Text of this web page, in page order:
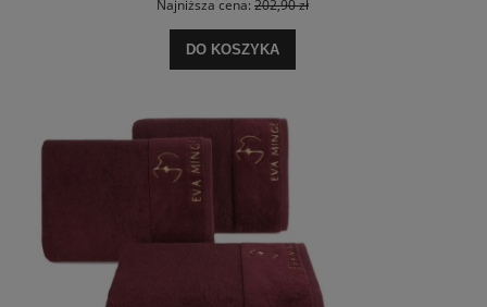
Najniższa cena: 202,90 zł
DO KOSZYKA